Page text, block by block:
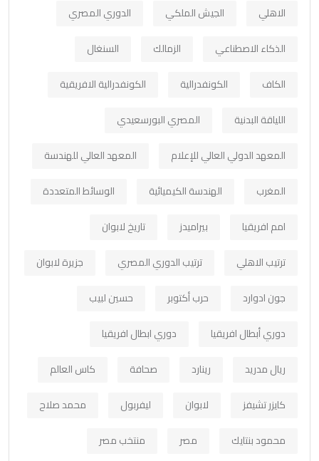
الاهلي
الجيش الملكي
الدوري المصري
الذكاء الاصطناعي
الزمالك
السنغال
الكاف
الكونفدرالية
الكونفدرالية الافريقية
اللياقة البدنية
المصري البورسعيدي
المعهد الدولي العالي للإعلام
المعهد العالي للهندسة
المغرب
الهندسة الكيميائية
الوسائط المتعددة
امم افريقيا
بيراميدز
تاريخ لابوان
ترتيب الاهلي
ترتيب الدوري المصري
جزيرة لابوان
جون ادوارد
حرب أكتوبر
حسين لبيب
دوري أبطال افريقيا
دوري ابطال افريقيا
ريال مدريد
رينارد صحافة
كاس العالم
كايزر تشيفز
لابوان ليفربول
محمد صلاح
محمود بنتايك
مصر منتخب مصر